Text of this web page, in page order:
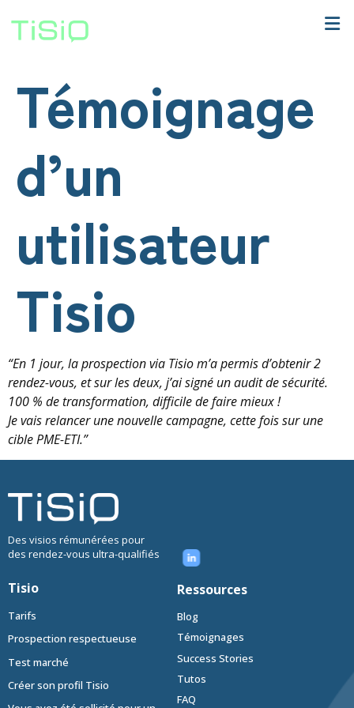
Témoignage
d’un
utilisateur
Tisio
“En 1 jour, la prospection via Tisio m’a permis d’obtenir 2
rendez-vous, et sur les deux, j’ai signé un audit de sécurité.
100 % de transformation, difficile de faire mieux !
Je vais relancer une nouvelle campagne, cette fois sur une
cible PME-ETI.”
Des visios rémunérées pour
des rendez-vous ultra-qualifiés
Tisio
Tarifs
Prospection respectueuse
Test marché
Créer son profil Tisio
Ressources
Blog
Témoignages
Success Stories
Tutos
FAQ